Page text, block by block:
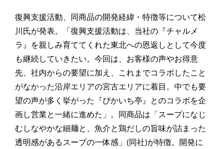
復興支援活動、同商品の開発経緯・特徴等について松
川氏が発表。「復興支援活動は、当社の『チャルメ
ラ』を親しみ育ててくれた東北への恩返しとして今度
も継続していきたい。今回は、お客様の声やお得意
先、社内からの要望に加え、これまでコラボしたこと
がなかった沿岸エリアの宮古エリアに着目。中でも要
望の声が多く挙がった『ぴかいち亭』とのコラボを企
画し営業と一緒に進めた」。同商品は「スープになじ
むしなやかな細麺と、魚介と鶏だしの旨味が詰まった
透明感があるスープの一体感」(同社)が特徴。開発に